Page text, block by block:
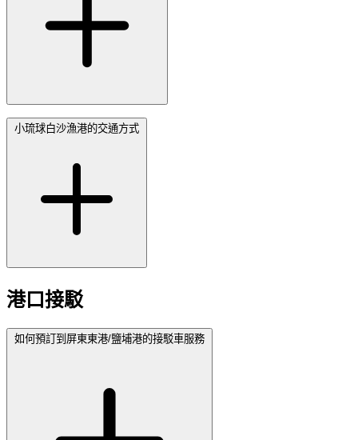
小琉球白沙漁港的交通方式
港口接駁
如何預訂到屏東東港/鹽埔港的接駁車服務